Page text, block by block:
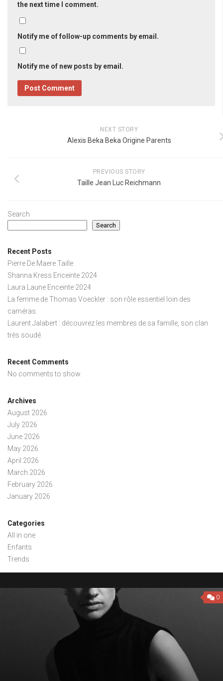
the next time I comment.
Notify me of follow-up comments by email.
Notify me of new posts by email.
NEXT STORY
Alexis Beka Beka Origine Parents
PREVIOUS STORY
Taille Jean Luc Reichmann
Search
Search
Recent Posts
Pierre De Maere Taille
Shanna Kress Enceinte 2024
Laura Laune Enceinte 2024
La femme de Thomas Voeckler : son rôle essentiel loin des
caméras.
Laurent Jalabert : découvrez les membres de sa famille, son clan
très soudé.
Recent Comments
No comments to show.
Archives
August 2026
July 2026
June 2026
May 2026
April 2026
March 2026
February 2026
January 2026
Categories
All in one
Enfants
Trends
0